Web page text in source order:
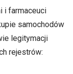
i farmaceuci
samochodów
legitymacji
rejestrów: